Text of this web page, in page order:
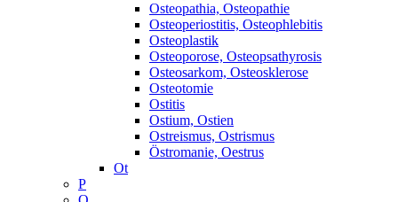
Osteopathia, Osteopathie
Osteoperiostitis, Osteophlebitis
Osteoplastik
Osteoporose, Osteopsathyrosis
Osteosarkom, Osteosklerose
Osteotomie
Ostitis
Ostium, Ostien
Ostreismus, Ostrismus
Östromanie, Oestrus
Ot
P